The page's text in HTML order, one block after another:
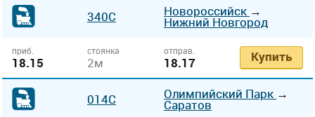
340С Новороссийск →
Нижний Новгород
приб.
18.15
стоянка
2м
отправ.
18.17 Купить
014С Олимпийский Парк →
Саратов